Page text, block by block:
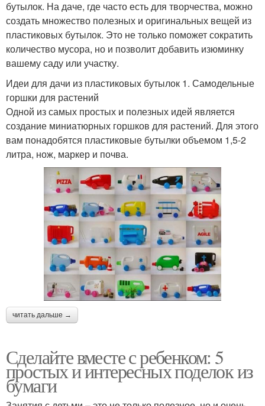
бутылок. На даче, где часто есть для творчества, можно
создать множество полезных и оригинальных вещей из
пластиковых бутылок. Это не только поможет сократить
количество мусора, но и позволит добавить изюминку
вашему саду или участку.
Идеи для дачи из пластиковых бутылок 1. Самодельные
горшки для растений
Одной из самых простых и полезных идей является
создание миниатюрных горшков для растений. Для этого
вам понадобятся пластиковые бутылки объемом 1,5-2
литра, нож, маркер и почва.
читать дальше →
Сделайте вместе с ребенком: 5
простых и интересных поделок из
бумаги